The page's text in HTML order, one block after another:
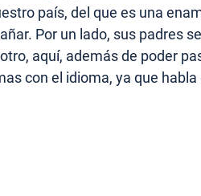
país, del que es una
Por un lado, sus padres
aquí, además de poder
con el idioma, ya que